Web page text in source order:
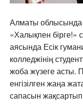
Алматы
«Халықпен бірге!»
аясында Есік
колледжінің
жоба жүзеге асты.
енгізілген жаңа
сапасын